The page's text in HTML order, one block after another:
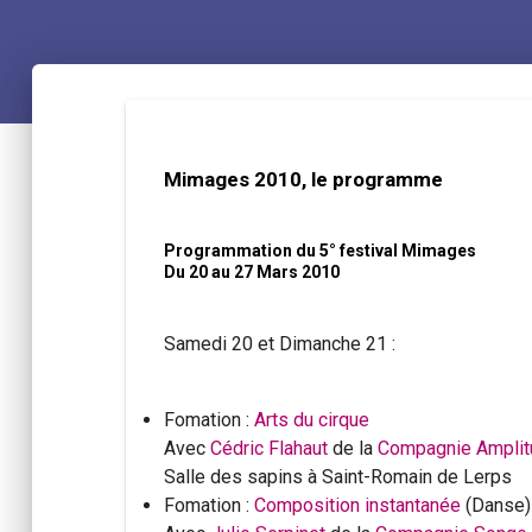
Mimages 2010, le programme
Programmation du 5° festival Mimages
Du 20 au 27 Mars 2010
Samedi 20 et Dimanche 21 :
Fomation :Arts du cirque
AvecCédric Flahaut de laCompagnie
Salle des sapins à Saint-Romain de Lerps
Fomation :Composition instantanée (Danse)